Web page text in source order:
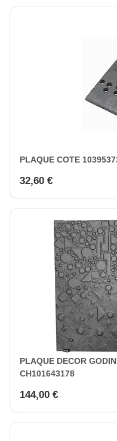
PLAQUE COTE
32,60 €
PLAQUE DECOR
CH101643178
144,00 €